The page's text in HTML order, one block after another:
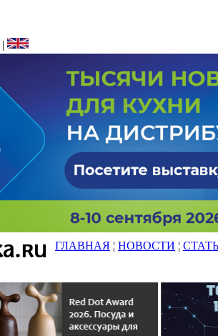
|
ГЛАВНАЯ ¦ НОВОСТИ ¦